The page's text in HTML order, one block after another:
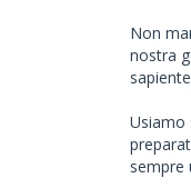
Non
nostra
Usiamo
sempre